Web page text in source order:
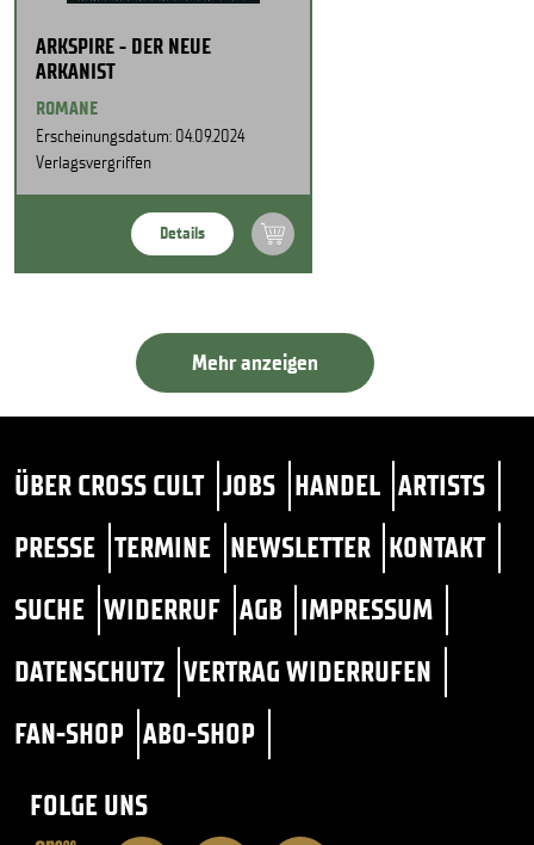
ARKSPIRE - DER NEUE
ARKANIST
ROMANE
Erscheinungsdatum: 04.09.2024
Verlagsvergriffen
Details
Mehr anzeigen
ÜBER CROSS CULT JOBS HANDEL ARTISTS
PRESSE TERMINE NEWSLETTER KONTAKT
SUCHE WIDERRUF AGB IMPRESSUM
DATENSCHUTZ VERTRAG WIDERRUFEN
FAN-SHOP ABO-SHOP
FOLGE UNS